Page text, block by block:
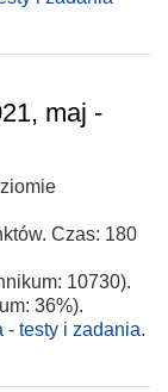
maj -
Czas: 180
10730).
36%).
- testy i zadania.